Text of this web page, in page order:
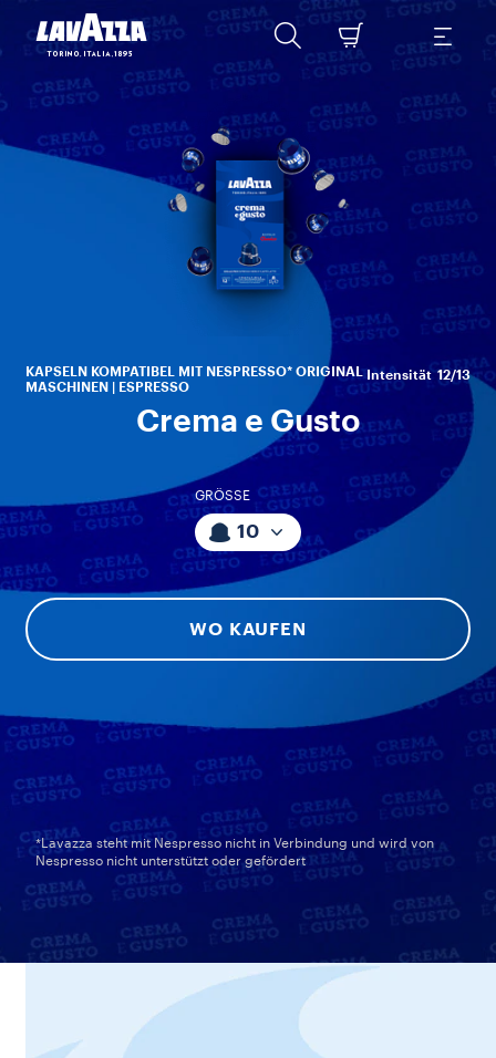
KAPSELN KOMPATIBEL MIT NESPRESSO* ORIGINAL
MASCHINEN | ESPRESSO
Intensität 12/13
Crema e Gusto
GRÖSSE
10
WO KAUFEN
*Lavazza steht mit Nespresso nicht in Verbindung und wird von
Nespresso nicht unterstützt oder gefördert